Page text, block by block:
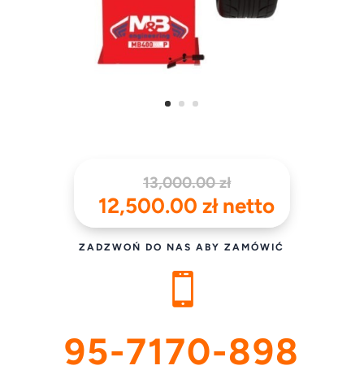
13,000.00złPierwotna
cena
wynosiła:
13,000.00 zł.
12,500.00złAktualna
cena
wynosi:
netto
ZADZWOŃ DO NAS ABY ZAMÓWIĆ

95-7170-898